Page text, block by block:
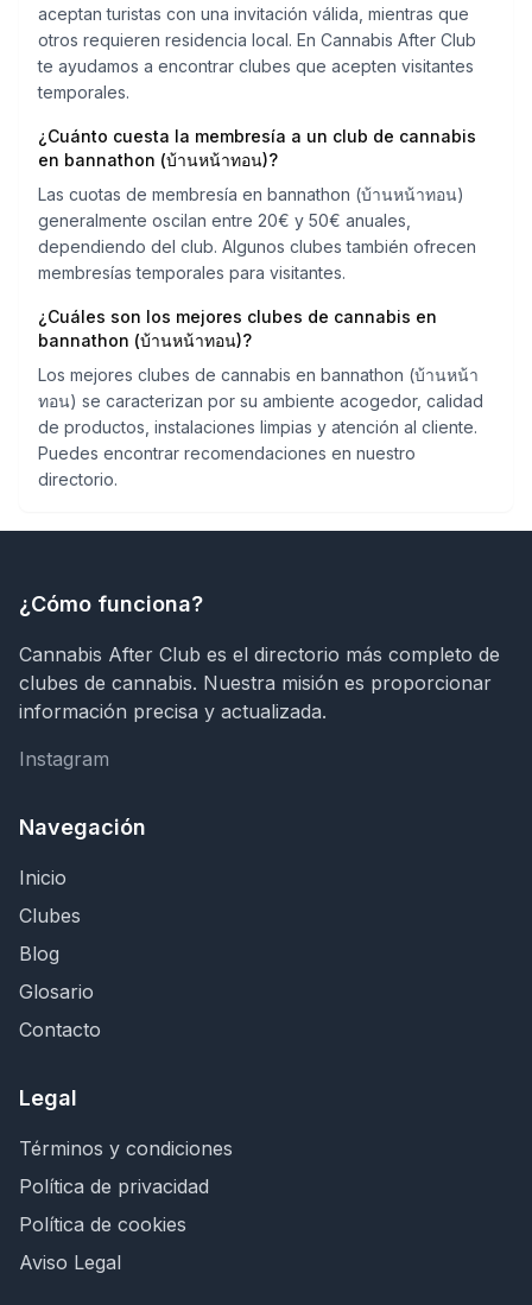
aceptan turistas con una invitación válida, mientras que
otros requieren residencia local. En Cannabis After Club
te ayudamos a encontrar clubes que acepten visitantes
temporales.
¿Cuánto cuesta la membresía a un club de cannabis
en bannathon (บ้านหน้าทอน)?
Las cuotas de membresía en bannathon (บ้านหน้าทอน)
generalmente oscilan entre 20€ y 50€ anuales,
dependiendo del club. Algunos clubes también ofrecen
membresías temporales para visitantes.
¿Cuáles son los mejores clubes de cannabis en
bannathon (บ้านหน้าทอน)?
Los mejores clubes de cannabis en bannathon (บ้านหน้า
ทอน) se caracterizan por su ambiente acogedor, calidad
de productos, instalaciones limpias y atención al cliente.
Puedes encontrar recomendaciones en nuestro
directorio.
¿Cómo funciona?
Cannabis After Club es el directorio más completo de
clubes de cannabis. Nuestra misión es proporcionar
información precisa y actualizada.
Instagram
Instagram
Navegación
Inicio
Clubes
Blog
Glosario
Contacto
Legal
Términos y condiciones
Política de privacidad
Política de cookies
Aviso Legal